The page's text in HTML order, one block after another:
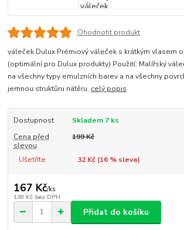
Ohodnotit produkt
váleček Dulux Prémiový váleček s krátkým vlasem
(optimální pro Dulux produkty) Použití: Malířský
na všechny typy emulzních barev a na všechny
jemnou struktůru nátěru. celý popis
Dostupnost
Skladem 7 ks
Cena před
slevou
199 Kč
Ušetříte 32 Kč (16% sleva)
167 Kč/ks
138 Kč bez DPH
Přidat do košíku